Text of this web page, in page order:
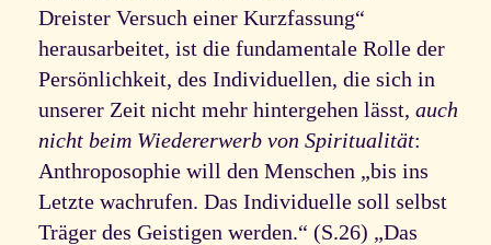
Dreister Versuch einer Kurzfassung“
herausarbeitet, ist die fundamentale Rolle der
Persönlichkeit, des Individuellen, die sich in
unserer Zeit nicht mehr hintergehen lässt, auch
nicht beim Wiedererwerb von Spiritualität:
Anthroposophie will den Menschen „bis ins
Letzte wachrufen. Das Individuelle soll selbst
Träger des Geistigen werden.“ (S.26) „Das